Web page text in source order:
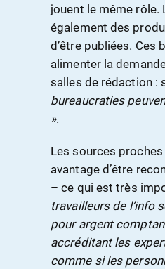
jouent le même
également des
d’être publiées. Ces
alimenter la
salles de rédaction :
bureaucraties
».
Les sources
avantage d’être
– ce qui est très
travailleurs de l’info
pour argent
accréditant les
comme si les